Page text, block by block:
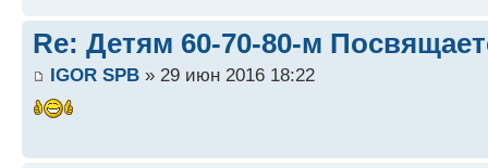
Re: Детям 60-70-80-м
IGOR SPB » 29 июн 2016 18:22